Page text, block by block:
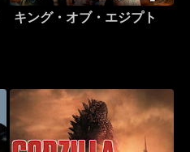
キング・オブ・エジプト